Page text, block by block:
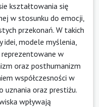
kształtowania się
w stosunku do emocji,
przekonań. W takich
modele myślenia,
w
oraz posthumanizm
współczesności w
uznania oraz prestiżu.
wpływają